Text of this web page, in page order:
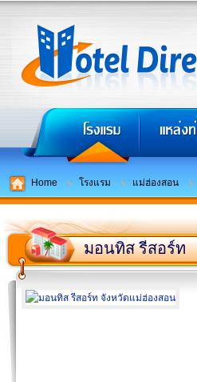
Home โรงแรม แม่ฮ่องสอน
มอนทิส รีสอร์ท